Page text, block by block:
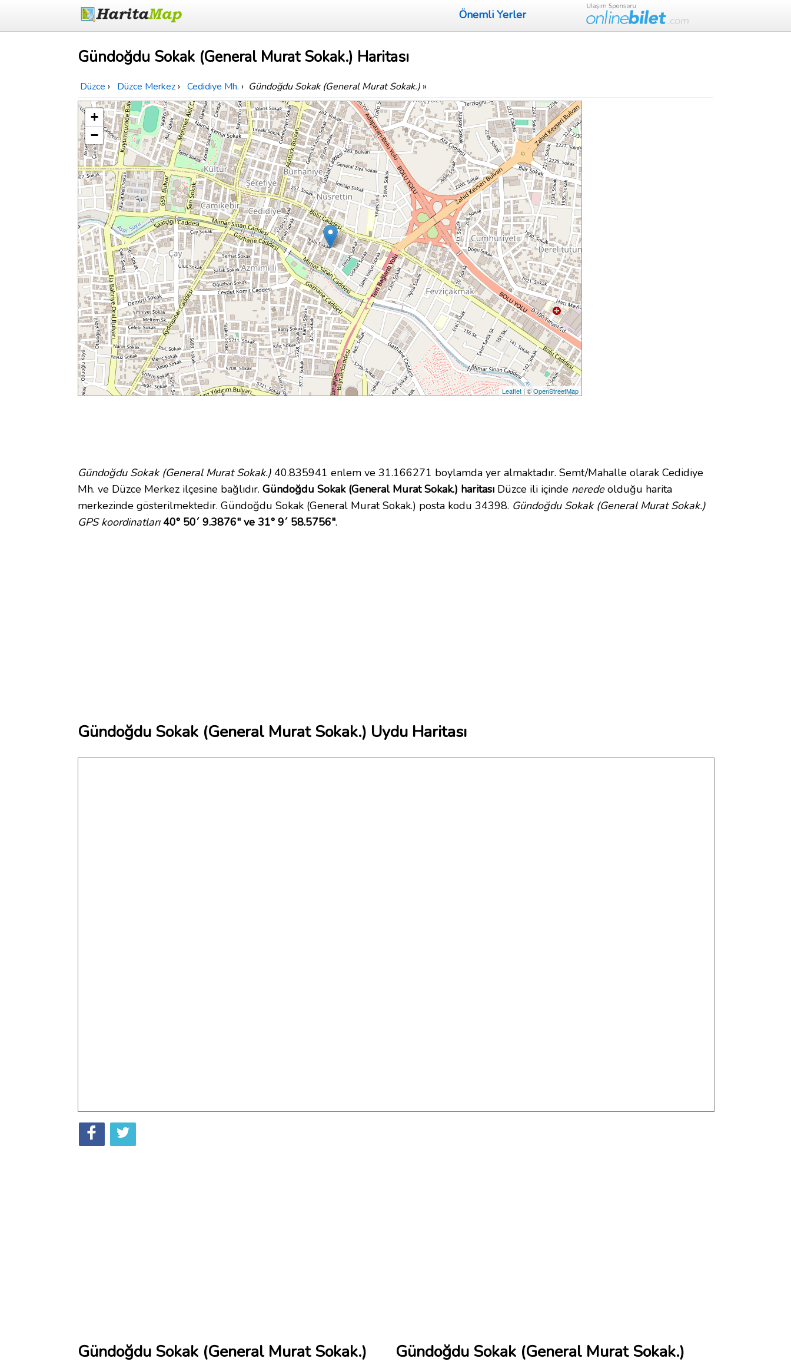
Önemli Yerler
Gündoğdu Sokak (General Murat Sokak.) Haritası
Düzce › Düzce Merkez › Cedidiye Mh. › Gündoğdu Sokak (General Murat Sokak.) »
+
−
Leaflet | ©OpenStreetMap
Gündoğdu Sokak (General Murat Sokak.) 40.835941 enlem ve 31.166271 boylamda yer almaktadır. Semt/Mahalle olarak Cedidiye
Mh. ve Düzce Merkez ilçesine bağlıdır. Gündoğdu Sokak (General Murat Sokak.) haritası Düzce ili içinde neredeolduğu harita
merkezinde gösterilmektedir. Gündoğdu Sokak (General Murat Sokak.) posta kodu 34398. Gündoğdu Sokak (General Murat Sokak.)
GPS koordinatları 40° 50´ 9.3876" ve 31° 9´ 58.5756".
Gündoğdu Sokak (General Murat Sokak.) Uydu Haritası
Gündoğdu Sokak (General Murat Sokak.)
Gündoğdu Sokak (General Murat Sokak.)